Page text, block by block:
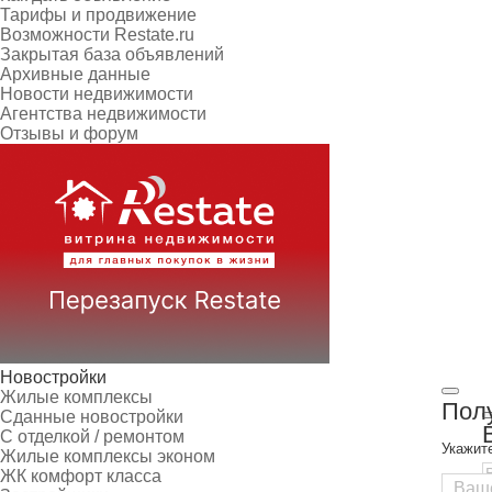
Тарифы и продвижение
Возможности Restate.ru
Закрытая база объявлений
Архивные данные
Новости недвижимости
Агентства недвижимости
Отзывы и форум
Новостройки
Жилые комплексы
Сданные новостройки
С отделкой / ремонтом
Жилые комплексы эконом
ЖК комфорт класса